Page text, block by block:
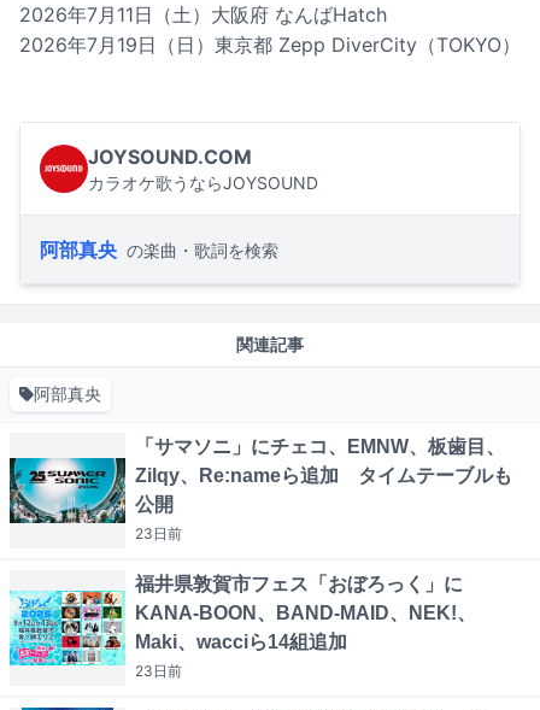
2026年7月11日（土）大阪府 なんばHatch
2026年7月19日（日）東京都 Zepp DiverCity（TOKYO）
JOYSOUND.COM
カラオケ歌うならJOYSOUND
阿部真央 の楽曲・歌詞を検索
関連記事
阿部真央
「サマソニ」にチェコ、EMNW、板歯目、
Zilqy、Re:nameら追加 タイムテーブルも
公開
23日前
福井県敦賀市フェス「おぼろっく」に
KANA-BOON、BAND-MAID、NEK!、
Maki、wacciら14組追加
23日前